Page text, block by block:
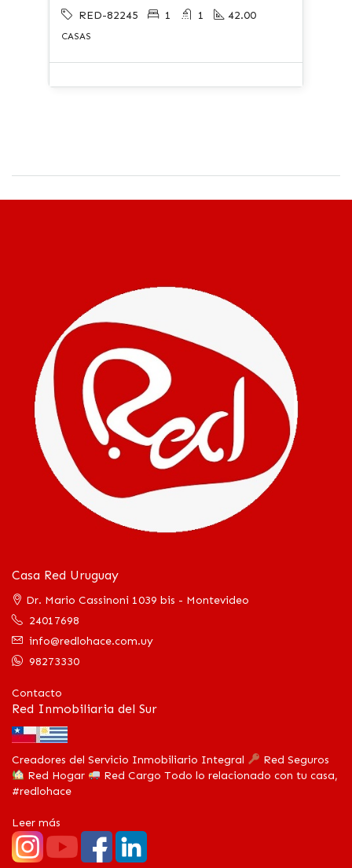
RED-82245 1 1 42.00
CASAS
Casa Red Uruguay
Dr. Mario Cassinoni 1039 bis - Montevideo
24017698
info@redlohace.com.uy
98273330
Contacto
Red Inmobiliaria del Sur
Creadores del Servicio Inmobiliario Integral
Red Seguros
Red Hogar
Red Cargo Todo lo relacionado con tu casa,
#redlohace
Leer más